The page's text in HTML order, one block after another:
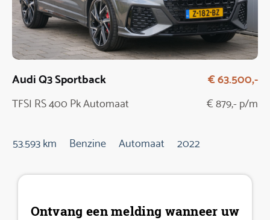
Audi Q3 Sportback
TFSI RS 400 Pk Automaat
€ 63.500,-
€ 879,- p/m
53.593 km Benzine Automaat 2022
Ontvang een melding wanneer uw